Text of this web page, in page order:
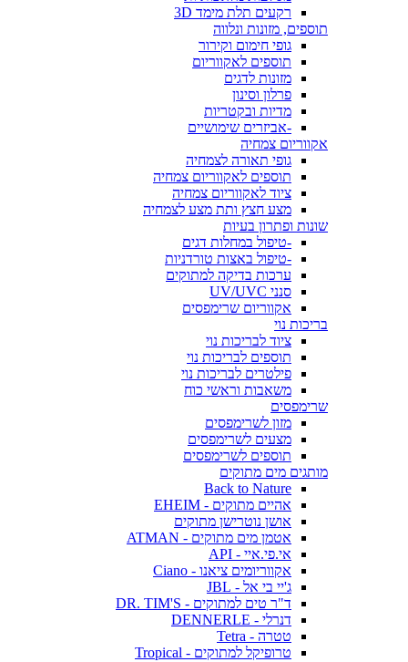
רקעים תלת מימד 3D
תוספים, מזונות ונלווה
גופי חימום וקירור
תוספים לאקווריום
מזונות לדגים
פרלון וסינון
מדיות ובקטריות
-אביזרים שימושיים
אקווריום צמחיה
גופי תאורה לצמחיה
תוספים לאקווריום צמחיה
ציוד לאקווריום צמחיה
מצע חצץ ותת מצע לצמחיה
שונות ופתרון בעיות
-טיפול במחלות דגים
-טיפול באצות טורדניות
ערכות בדיקה למתוקים
סנני UV/UVC
אקווריום שרימפסים
בריכות נוי
ציוד לבריכות נוי
תוספים לבריכות נוי
פילטרים לבריכות נוי
משאבות וראשי כוח
שרימפסים
מזון לשרימפסים
מצעים לשרימפסים
תוספים לשרימפסים
מותגים מים מתוקים
Back to Nature
אהיים מתוקים - EHEIM
אושן נוטרישן מתוקים
אטמן מים מתוקים - ATMAN
אי.פי.איי - API
אקווריומים ציאנו - Ciano
ג'יי בי אל - JBL
ד"ר טים למתוקים - DR. TIM'S
דנרלי - DENNERLE
טטרה - Tetra
טרופיקל למתוקים - Tropical